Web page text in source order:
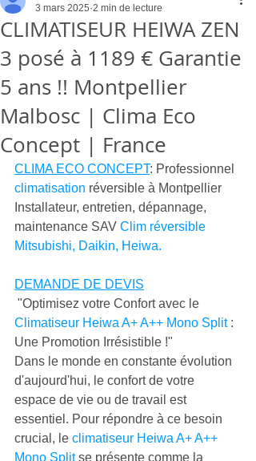
CLIMATISEUR HEIWA ZEN
3 posé à 1189 € Garantie
5 ans !! Montpellier
Malbosc | Clima Eco
Concept | France
3 mars 2025 2 min de lecture
CLIMA ECO CONCEPT: Professionnel
climatisation réversible à Montpellier
Installateur, entretien, dépannage,
maintenance SAV Clim réversible
Mitsubishi, Daikin, Heiwa.
DEMANDE DE DEVIS
"Optimisez votre Confort avec le
Climatiseur Heiwa A+ A++ Mono Split :
Une Promotion Irrésistible !"
Dans le monde en constante évolution
d'aujourd'hui, le confort de votre
espace de vie ou de travail est
essentiel. Pour répondre à ce besoin
crucial, le climatiseur Heiwa A+ A++
Mono Split se présente comme la